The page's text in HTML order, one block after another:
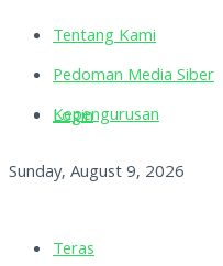
Tentang Kami
Pedoman Media Siber
Kepengurusan
Sunday, August 9, 2026
Login
Teras